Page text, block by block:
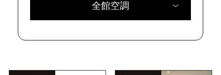
全館空調